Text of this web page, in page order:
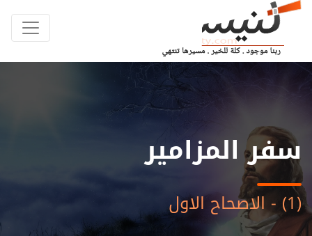
سفر المزامير
(1) - الاصحاح الاول